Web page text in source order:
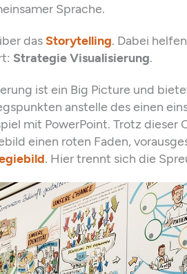
Sprache.
das Storytelling. Dabei
Strategie Visualisierung.
ist ein Big Picture und
anstelle des einen
mit PowerPoint. Trotz
einen roten Faden,
. Hier trennt sich die